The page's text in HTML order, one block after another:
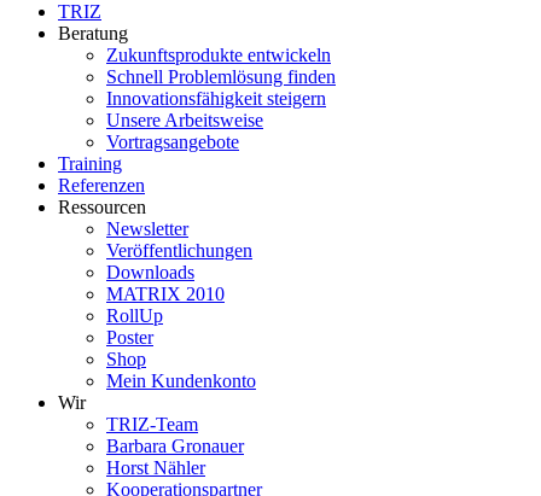
TRIZ
Beratung
Zukunftsprodukte entwickeln
Schnell Problemlösung finden
Innovationsfähigkeit steigern
Unsere Arbeitsweise
Vortragsangebote
Training
Referenzen
Ressourcen
Newsletter
Veröffentlichungen
Downloads
MATRIX 2010
RollUp
Poster
Shop
Mein Kundenkonto
Wir
TRIZ-Team
Barbara Gronauer
Horst Nähler
Kooperationspartner